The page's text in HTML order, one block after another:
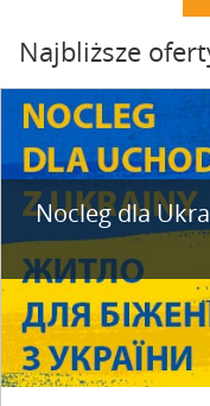
Najbliższe
Nocleg dla